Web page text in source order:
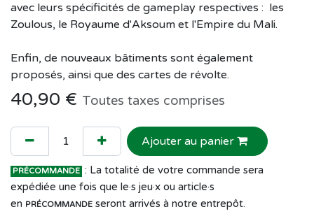
avec leurs spécificités de gameplay respectives : les
Zoulous, le Royaume d'Aksoum et l'Empire du Mali.
Enfin, de nouveaux bâtiments sont également
proposés, ainsi que des cartes de révolte.
40,90 € Toutes taxes comprises
Ajouter au panier
PRÉCOMMANDE : La totalité de votre commande sera
expédiée une fois que le·s jeu·x ou article·s
en PRÉCOMMANDE seront arrivés à notre entrepôt.